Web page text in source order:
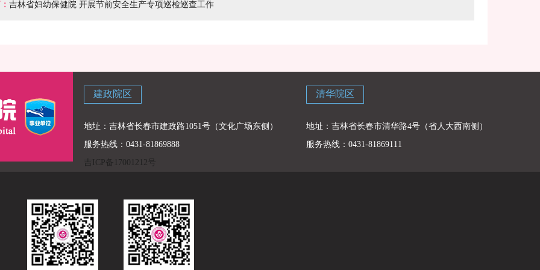
吉林省妇幼保健院 开展节前安全生产专项巡检巡查工作
建政院区
地址：吉林省长春市建政路1051号（文化广场东侧）
服务热线：0431-81869888
吉ICP备17001212号
清华院区
地址：吉林省长春市清华路4号（省人大西南侧）
服务热线：0431-81869111